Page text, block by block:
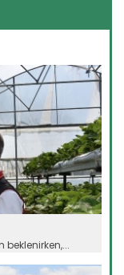
üretim
beklenirken,...